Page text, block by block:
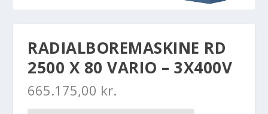
RADIALBOREMASKINE RD
2500 X 80 VARIO – 3X400V
665.175,00 kr.